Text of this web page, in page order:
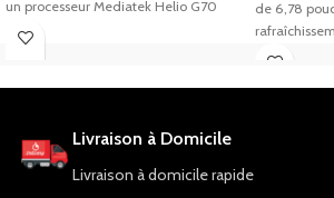
un processeur Mediatek Helio G70
Octa-core, une mémoire RAM de 4
Double SIM, une batterie Li-Po de
5200 mAh, un capteur d'empreinte
digitale et un déverrouillage facial, le
de 6,78
équipé d'un
Livraison à Domicile
Livraison à domicile rapide